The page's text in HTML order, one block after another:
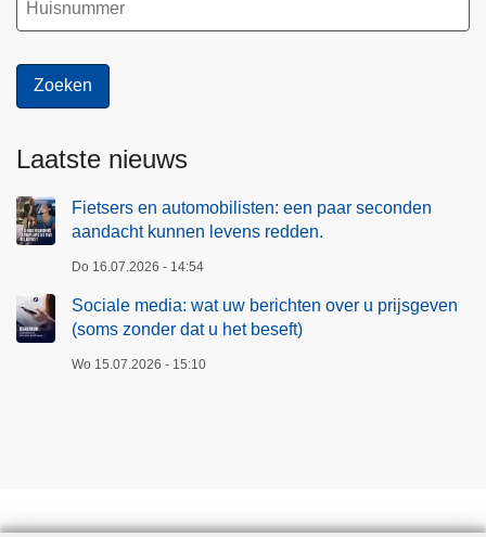
Laatste nieuws
Fietsers en automobilisten: een paar seconden
aandacht kunnen levens redden.
Do 16.07.2026 - 14:54
Sociale media: wat uw berichten over u prijsgeven
(soms zonder dat u het beseft)
Wo 15.07.2026 - 15:10